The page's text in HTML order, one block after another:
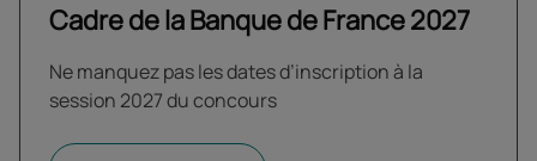
Cadre de la Banque de France 2027
Ne manquez pas les dates d’inscription à la
session 2027 du concours